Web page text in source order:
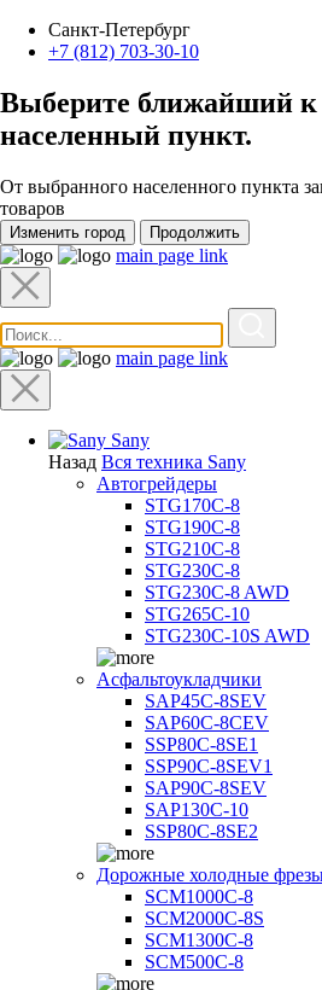
Санкт-Петербург
+7 (812) 703-30-10
Выберите ближайший
населенный пункт.
От выбранного населенного пункта
товаров
Изменить город Продолжить
main page link
main page link
Sany
Назад Вся техника Sany
Автогрейдеры
STG170C-8
STG190C-8
STG210C-8
STG230C-8
STG230C-8 AWD
STG265C-10
STG230C-10S AWD
Асфальтоукладчики
SAP45С-8SEV
SAP60C-8CEV
SSP80C-8SE1
SSP90C-8SEV1
SAP90C-8SEV
SAP130C-10
SSP80C-8SE2
Дорожные холодные
SCM1000C-8
SCM2000C-8S
SCM1300C-8
SCM500C-8